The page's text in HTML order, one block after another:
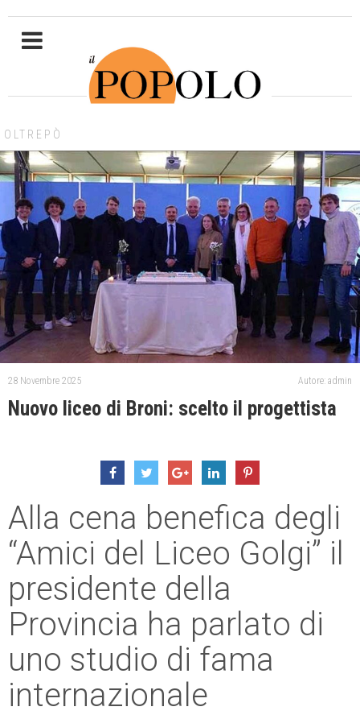
OLTREPÒ
28 Novembre 2025 Autore: admin
Nuovo liceo di Broni: scelto il progettista
Alla cena benefica degli
“Amici del Liceo Golgi” il
presidente della
Provincia ha parlato di
uno studio di fama
internazionale